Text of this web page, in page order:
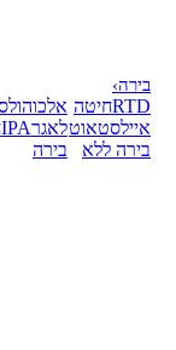
בירה›
RTDחיטה
איילסטאוט
בירה ללא
אלכוהול
לאגרIPA
בירה